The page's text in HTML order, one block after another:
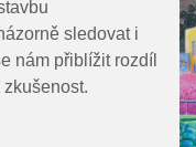
sledovat i
nám přiblížit rozdíl